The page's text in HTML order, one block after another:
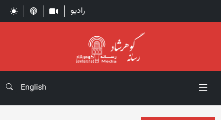
رادیو
English